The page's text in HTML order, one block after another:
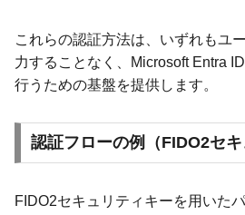
これらの認証方法は、いずれもユ
力することなく、Microsoft Entra
行うための基盤を提供します。
認証フローの例（FIDO2セキ
FIDO2セキュリティキーを用いた